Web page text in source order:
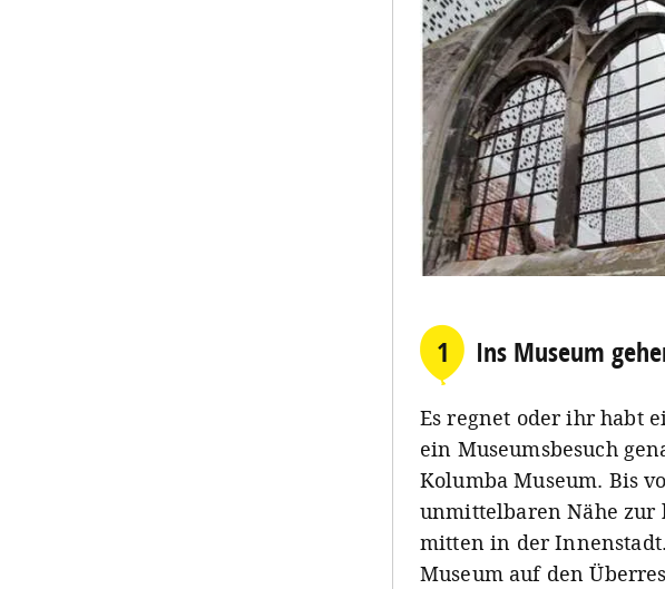
1 Ins Museum
Es regnet oder ihr habt
ein Museumsbesuch
Kolumba Museum. Bis
unmittelbaren Nähe zur
mitten in der
Museum auf den